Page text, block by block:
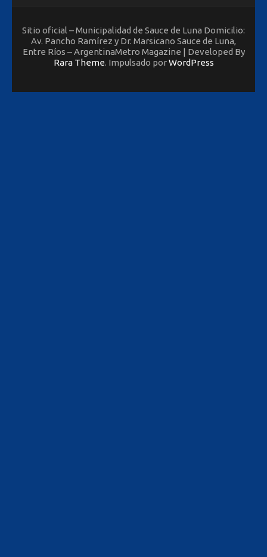
Sitio oficial – Municipalidad de Sauce de Luna Domicilio:
Av. Pancho Ramírez y Dr. Marsicano Sauce de Luna,
Entre Ríos – ArgentinaMetro Magazine | Developed By
Rara Theme. Impulsado porWordPress